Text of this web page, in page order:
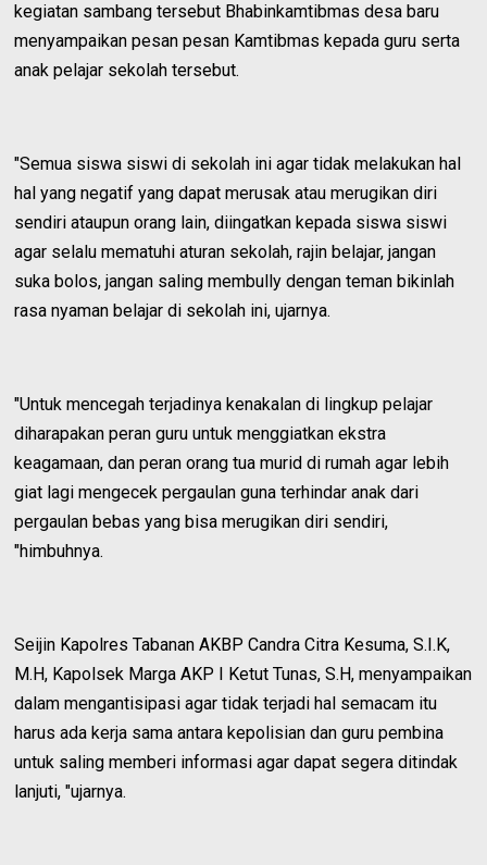
kegiatan sambang tersebut Bhabinkamtibmas desa baru
menyampaikan pesan pesan Kamtibmas kepada guru serta
anak pelajar sekolah tersebut.
"Semua siswa siswi di sekolah ini agar tidak melakukan hal
hal yang negatif yang dapat merusak atau merugikan diri
sendiri ataupun orang lain, diingatkan kepada siswa siswi
agar selalu mematuhi aturan sekolah, rajin belajar, jangan
suka bolos, jangan saling membully dengan teman bikinlah
rasa nyaman belajar di sekolah ini, ujarnya.
"Untuk mencegah terjadinya kenakalan di lingkup pelajar
diharapakan peran guru untuk menggiatkan ekstra
keagamaan, dan peran orang tua murid di rumah agar lebih
giat lagi mengecek pergaulan guna terhindar anak dari
pergaulan bebas yang bisa merugikan diri sendiri,
"himbuhnya.
Seijin Kapolres Tabanan AKBP Candra Citra Kesuma, S.I.K,
M.H, Kapolsek Marga AKP I Ketut Tunas, S.H, menyampaikan
dalam mengantisipasi agar tidak terjadi hal semacam itu
harus ada kerja sama antara kepolisian dan guru pembina
untuk saling memberi informasi agar dapat segera ditindak
lanjuti, "ujarnya.